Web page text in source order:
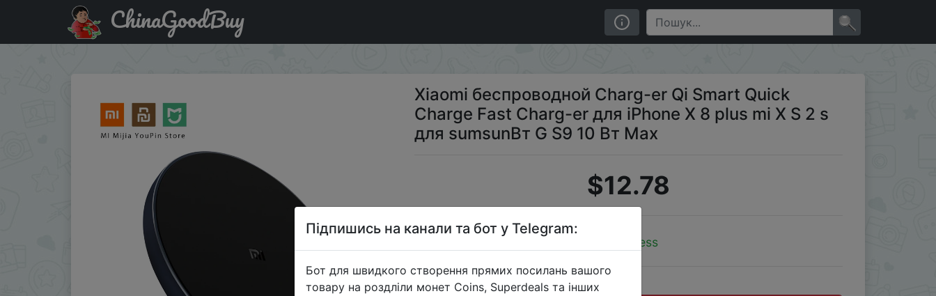
Придбати по акціи Xiaomi беспроводной Charg-er Qi Smart Quick Charge Fast Charg-er для iPhone X 8 plus mi X S 2 s для sumsunВт G S9 10 Вт Max
ChinaGoodBuy
Xiaomi беспроводной Charg-er Qi Smart Quick
Charge Fast Charg-er для iPhone X 8 plus mi X S 2 s
для sumsunВт G S9 10 Вт Max
$12.78
Aliexpress
Підпишись на канали та бот у Telegram:
Бот для швидкого створення прямих посилань вашого
товару на роздліли монет Coins, Superdeals та інших